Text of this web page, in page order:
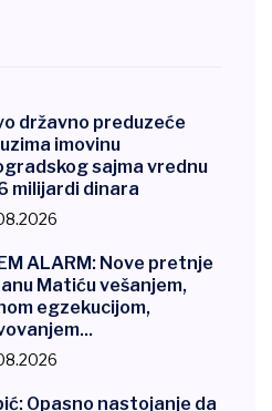
državno preduzeće
imovinu
sajma vrednu
milijardi dinara
ALARM: Nove pretnje
Matiću vešanjem,
egzekucijom,
Opasno nastojanje da